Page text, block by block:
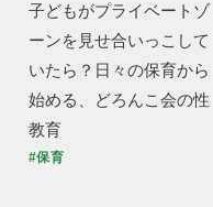
子どもがプライベートゾ
ーンを見せ合いっこして
いたら？日々の保育から
始める、どろんこ会の性
教育
#保育